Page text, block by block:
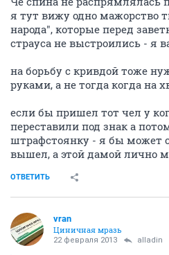
я тут вижу одно мажорство
народа", которые перед
страуса не выстроились - я
на борьбу с кривдой тоже
руками, а не тогда когда на
если бы пришел тот чел у
переставили под знак а
штрафстоянку - я бы может
вышел, а этой дамой лично
ОТВЕТИТЬ
vran
Циничная мразь
22 февраля 2013 alladin